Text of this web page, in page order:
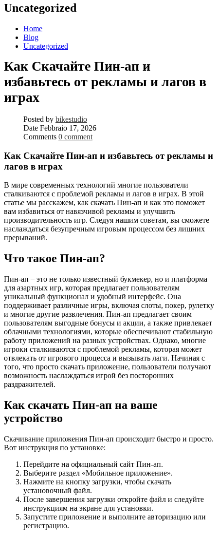
Uncategorized
Home
Blog
Uncategorized
Как Скачайте Пин-ап и
избавьтесь от рекламы и лагов в
играх
Posted by bikestudio
Date Febbraio 17, 2026
Comments 0 comment
Как Скачайте Пин-ап и избавьтесь от рекламы и
лагов в играх
В мире современных технологий многие пользователи
сталкиваются с проблемой рекламы и лагов в играх. В этой
статье мы расскажем, как скачать Пин-ап и как это поможет
вам избавиться от навязчивой рекламы и улучшить
производительность игр. Следуя нашим советам, вы сможете
наслаждаться безупречным игровым процессом без лишних
прерываний.
Что такое Пин-ап?
Пин-ап – это не только известный букмекер, но и платформа
для азартных игр, которая предлагает пользователям
уникальный функционал и удобный интерфейс. Она
поддерживает различные игры, включая слоты, покер, рулетку
и многие другие развлечения. Пин-ап предлагает своим
пользователям выгодные бонусы и акции, а также привлекает
облачными технологиями, которые обеспечивают стабильную
работу приложений на разных устройствах. Однако, многие
игроки сталкиваются с проблемой рекламы, которая может
отвлекать от игрового процесса и вызывать лаги. Начиная с
того, что просто скачать приложение, пользователи получают
возможность наслаждаться игрой без посторонних
раздражителей.
Как скачать Пин-ап на ваше
устройство
Скачивание приложения Пин-ап происходит быстро и просто.
Вот инструкция по установке:
Перейдите на официальный сайт Пин-ап.
Выберите раздел «Мобильное приложение».
Нажмите на кнопку загрузки, чтобы скачать
установочный файл.
После завершения загрузки откройте файл и следуйте
инструкциям на экране для установки.
Запустите приложение и выполните авторизацию или
регистрацию.